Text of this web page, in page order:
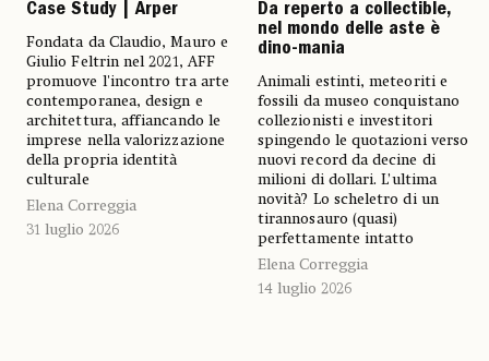
Case Study | Arper
Fondata da Claudio, Mauro e
Giulio Feltrin nel 2021, AFF
promuove l'incontro tra arte
contemporanea, design e
architettura, affiancando le
imprese nella valorizzazione
della propria identità
culturale
Elena Correggia
31 luglio 2026
Da reperto a collectible,
nel mondo delle aste è
dino-mania
Animali estinti, meteoriti e
fossili da museo conquistano
collezionisti e investitori
spingendo le quotazioni verso
nuovi record da decine di
milioni di dollari. L’ultima
novità? Lo scheletro di un
tirannosauro (quasi)
perfettamente intatto
Elena Correggia
14 luglio 2026